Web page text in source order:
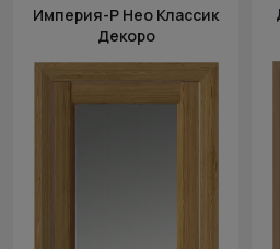
Империя-Р Нео Классик
Декоро